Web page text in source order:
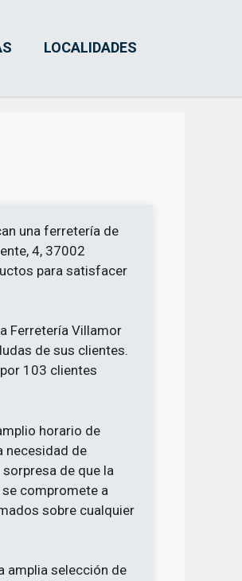
LOCALIDADES
una ferretería de
4, 37002
para satisfacer
Ferretería Villamor
de sus clientes.
103 clientes
horario de
necesidad de
de que la
compromete a
sobre cualquier
amplia selección de